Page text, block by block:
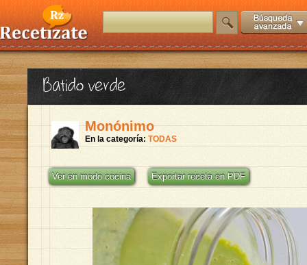
Batido verde
Monónimo
En la categoría: TODAS
Ver en modo cocina Exportar receta en PDF